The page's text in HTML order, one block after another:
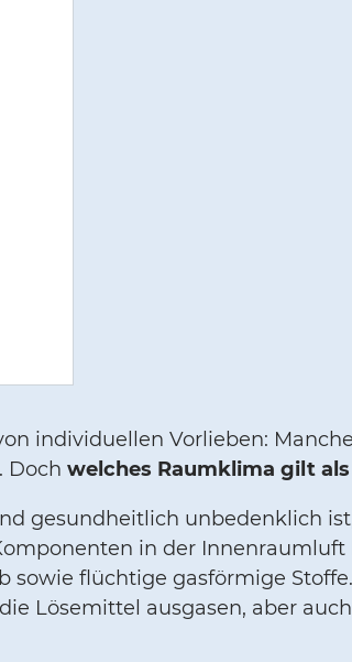
individuellen Vorlieben:
Dochwelches Raumklima gilt
gesundheitlich unbedenklich
in der
flüchtige gasförmige
Lösemittel ausgasen, aber